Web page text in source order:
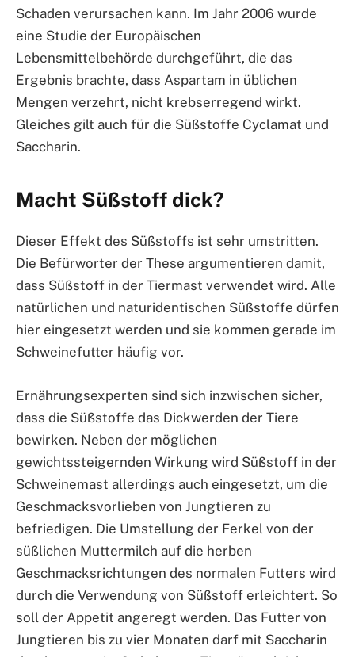
Schaden verursachen kann. Im Jahr 2006 wurde
eine Studie der Europäischen
Lebensmittelbehörde durchgeführt, die das
Ergebnis brachte, dass Aspartam in üblichen
Mengen verzehrt, nicht krebserregend wirkt.
Gleiches gilt auch für die Süßstoffe Cyclamat und
Saccharin.
Macht Süßstoff dick?
Dieser Effekt des Süßstoffs ist sehr umstritten.
Die Befürworter der These argumentieren damit,
dass Süßstoff in der Tiermast verwendet wird. Alle
natürlichen und naturidentischen Süßstoffe dürfen
hier eingesetzt werden und sie kommen gerade im
Schweinefutter häufig vor.
Ernährungsexperten sind sich inzwischen sicher,
dass die Süßstoffe das Dickwerden der Tiere
bewirken. Neben der möglichen
gewichtssteigernden Wirkung wird Süßstoff in der
Schweinemast allerdings auch eingesetzt, um die
Geschmacksvorlieben von Jungtieren zu
befriedigen. Die Umstellung der Ferkel von der
süßlichen Muttermilch auf die herben
Geschmacksrichtungen des normalen Futters wird
durch die Verwendung von Süßstoff erleichtert. So
soll der Appetit angeregt werden. Das Futter von
Jungtieren bis zu vier Monaten darf mit Saccharin